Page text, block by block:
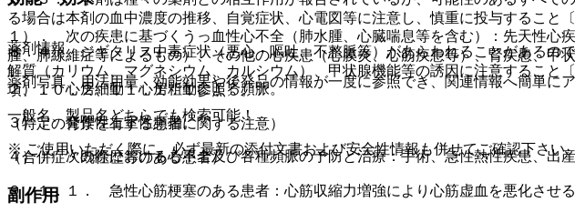
る場合は本剤の血中濃度の推移、自覚症状、心電図等に注意し、慎重に投与すること
８．４． ジギタリス中毒症状（悪心・嘔吐、不整脈等）があらわれることがあるの
解質（カリウム、マグネシウム、カルシウム）、甲状腺機能等の誘因に注意するこ
項、１０．２、１１．１．１参照〕。
（特定の背景を有する患者に関する注意）
（合併症・既往歴等のある患者）
９．１．１． 急性心筋梗塞のある患者：心筋収縮力増強により心筋虚血を悪化させる
１）． 次の疾患に基づくうっ血性心不全（肺水腫、心臓喘息等を含む）：先天性心
腫、肺線維症等によるもの）、その他の心疾患（心膜炎、心筋疾患等）、腎疾患、甲
２）． 心房細動・心房粗動による頻脈。
３）． 発作性上室性頻拍。
４）． 次の際における心不全及び各種頻脈の予防と治療：手術、急性熱性疾患、出産
副作用
薬剤情報
薬剤写真、用法用量、効能効果や後発品の情報が一度に参照でき、関連情報へ簡単に
一般名、製品名どちらでも検索可能！
※ ご使用いただく際に、必ず最新の添付文書および安全性情報も併せてご確認下さい。